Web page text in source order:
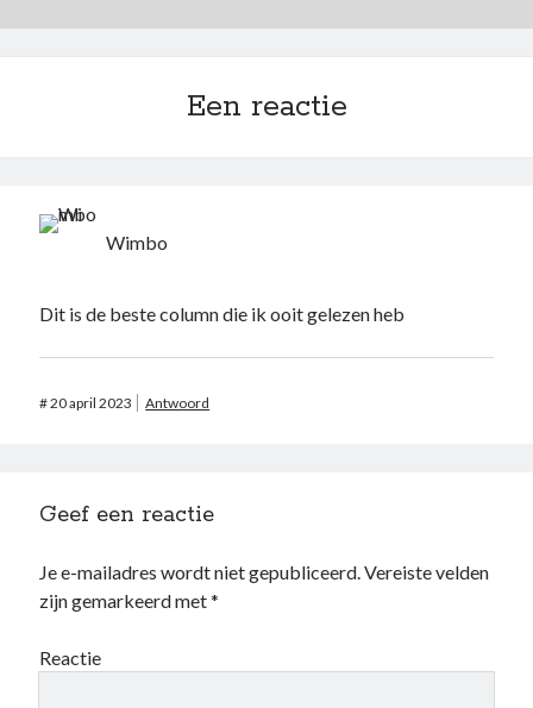
Een reactie
Wimbo
Dit is de beste column die ik ooit gelezen heb
#20 april 2023 Antwoord
Geef een reactie
Je e-mailadres wordt niet gepubliceerd.Vereiste velden
zijn gemarkeerd met*
Reactie